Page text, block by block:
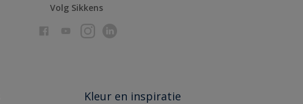
Volg Sikkens
Kleur en inspiratie